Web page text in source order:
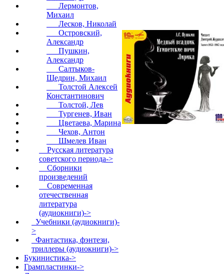
Лермонтов,
Михаил
Лесков, Николай
Островский,
Александр
Пушкин,
Александр
Салтыков-
Щедрин, Михаил
Толстой Алексей
Константинович
Толстой, Лев
Тургенев, Иван
Цветаева, Марина
Чехов, Антон
Шмелев Иван
Русская литература
советского периода->
Сборники
произведений
Современная
отечественная
литература
(аудиокниги)->
Учебники (аудиокниги)-
>
Фантастика, фэнтези,
триллеры (аудиокниги)->
Букинистика->
Грампластинки->